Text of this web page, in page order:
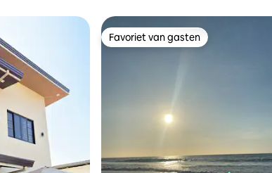
5, 17 recensies
Favoriet van gasten
Favoriet van gasten